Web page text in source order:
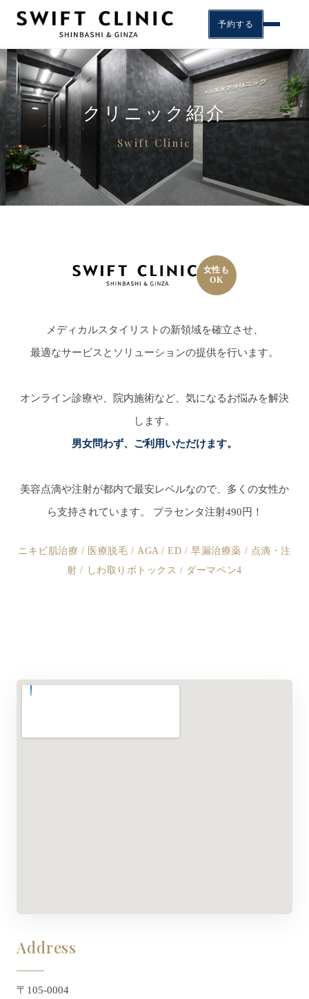
予約する
クリニック紹介
Swift Clinic
女性も
OK
メディカルスタイリストの新領域を確立させ、
最適なサービスとソリューションの提供を行います。
オンライン診療や、院内施術など、気になるお悩みを解決
します。
男女問わず、ご利用いただけます。
美容点滴や注射が都内で最安レベルなので、多くの女性か
ら支持されています。 プラセンタ注射490円！
ニキビ肌治療 / 医療脱毛 / AGA / ED / 早漏治療薬 / 点滴・注
射 / しわ取りボトックス / ダーマペン4
Address
〒105-0004